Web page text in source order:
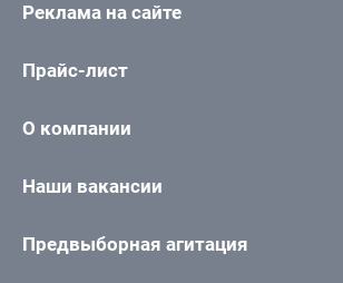
Реклама на сайте
Прайс-лист
О компании
Наши вакансии
Предвыборная агитация